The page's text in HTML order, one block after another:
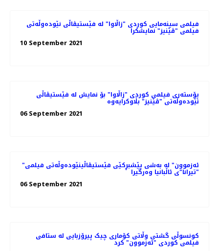
فیلمی سینەمایی کوردی "زاڵاوا" لە فێستیڤاڵی نێودەوڵەتی
فیلمی "ڤێنیز" نمایشکرا
10 September 2021
پۆستەری فیلمی کوردی "زاڵاوا" بۆ نمایش لە فێستیڤاڵی
نێودەوڵەتی "ڤێنیز" بڵاوکرایەوە
06 September 2021
"ئەزموون" لە به‌شی پێشبڕکێی فێستیڤاڵینێوده‌وڵه‌تی فیلمی
"تیرانا"ی ئاڵبانیا وه‌رگیرا
06 September 2021
کونسوڵی گشتی وڵاتی کۆماری چیک پیرۆزبایی لە ستافی
فیلمی کوردی "ئەزموون" کرد